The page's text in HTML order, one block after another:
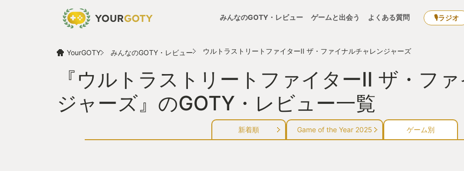
みんなのGOTY・レビュー ゲームと出会う よくある質問 🎙ラジオ
YourGOTY みんなのGOTY・レビュー ウルトラストリートファイターII ザ・ファイナルチャレンジャーズ
『ウルトラストリートファイターII ザ・フ
ジャーズ』のGOTY・レビュー一覧
新着順 Game of the Year 2025 ゲーム別